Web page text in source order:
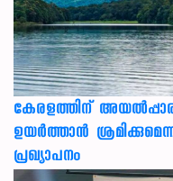
കേരളത്തിന് അ‌യൽപ്പാര!
ഉയർത്താൻ
പ്രഖ്യാപനം